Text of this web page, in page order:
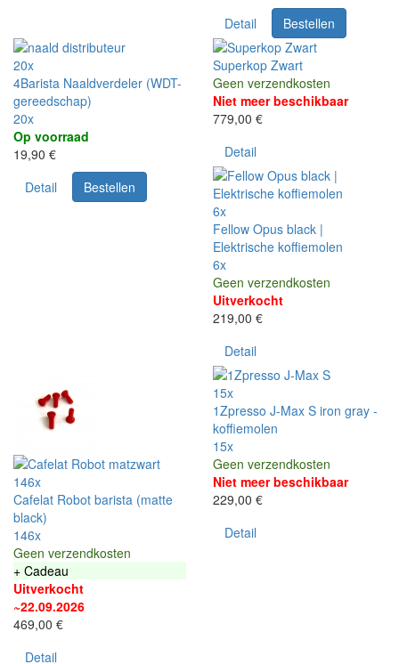
Detail
Bestellen
20x
4Barista Naaldverdeler (WDT-
gereedschap)
20x
Op voorraad
19,90 €
Detail
Bestellen
Superkop Zwart
Geen verzendkosten
Niet meer beschikbaar
779,00 €
Detail
6x
Fellow Opus black |
Elektrische koffiemolen
6x
Geen verzendkosten
Uitverkocht
219,00 €
Detail
146x
Cafelat Robot barista (matte
black)
146x
Geen verzendkosten
+ Cadeau
Uitverkocht
~22.09.2026
469,00 €
Detail
15x
1Zpresso J-Max S iron gray -
koffiemolen
15x
Geen verzendkosten
Niet meer beschikbaar
229,00 €
Detail